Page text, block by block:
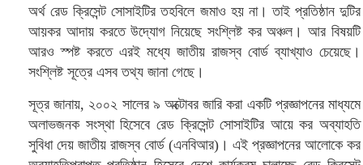
অর্থ রেড ক্রিসেন্ট সোসাইটির তহবিলে জমাও হয় না। তাই প্রতিষ্ঠান দুটির
আয়কর আদায় করতে উদ্যোগ নিয়েছে সংশ্লিষ্ট কর অঞ্চল। আর বিষয়টি
আরও স্পষ্ট করতে এরই মধ্যে জাতীয় রাজস্ব বোর্ড ব্যাখ্যাও চেয়েছে।
সংশ্লিষ্ট সূত্রে এসব তথ্য জানা গেছে।
সূত্র জানায়, ২০০২ সালের ৯ অক্টোবর জারি করা একটি প্রজ্ঞাপনের মাধ্যমে
অলাভজনক সংস্থা হিসেবে রেড ক্রিসেন্ট সোসাইটির আয়ে কর অব্যাহতি
সুবিধা দেয় জাতীয় রাজস্ব বোর্ড (এনবিআর)। এই প্রজ্ঞাপনের আলোকে কর